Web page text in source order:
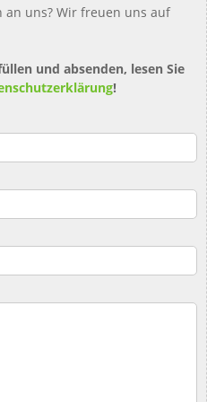
an uns? Wir freuen uns auf
und absenden, lesen Sie
!